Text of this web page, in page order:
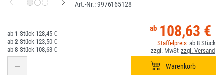
9976165128
108,63 €
8
1
128,45 €
2
123,50 €
8
108,63 €